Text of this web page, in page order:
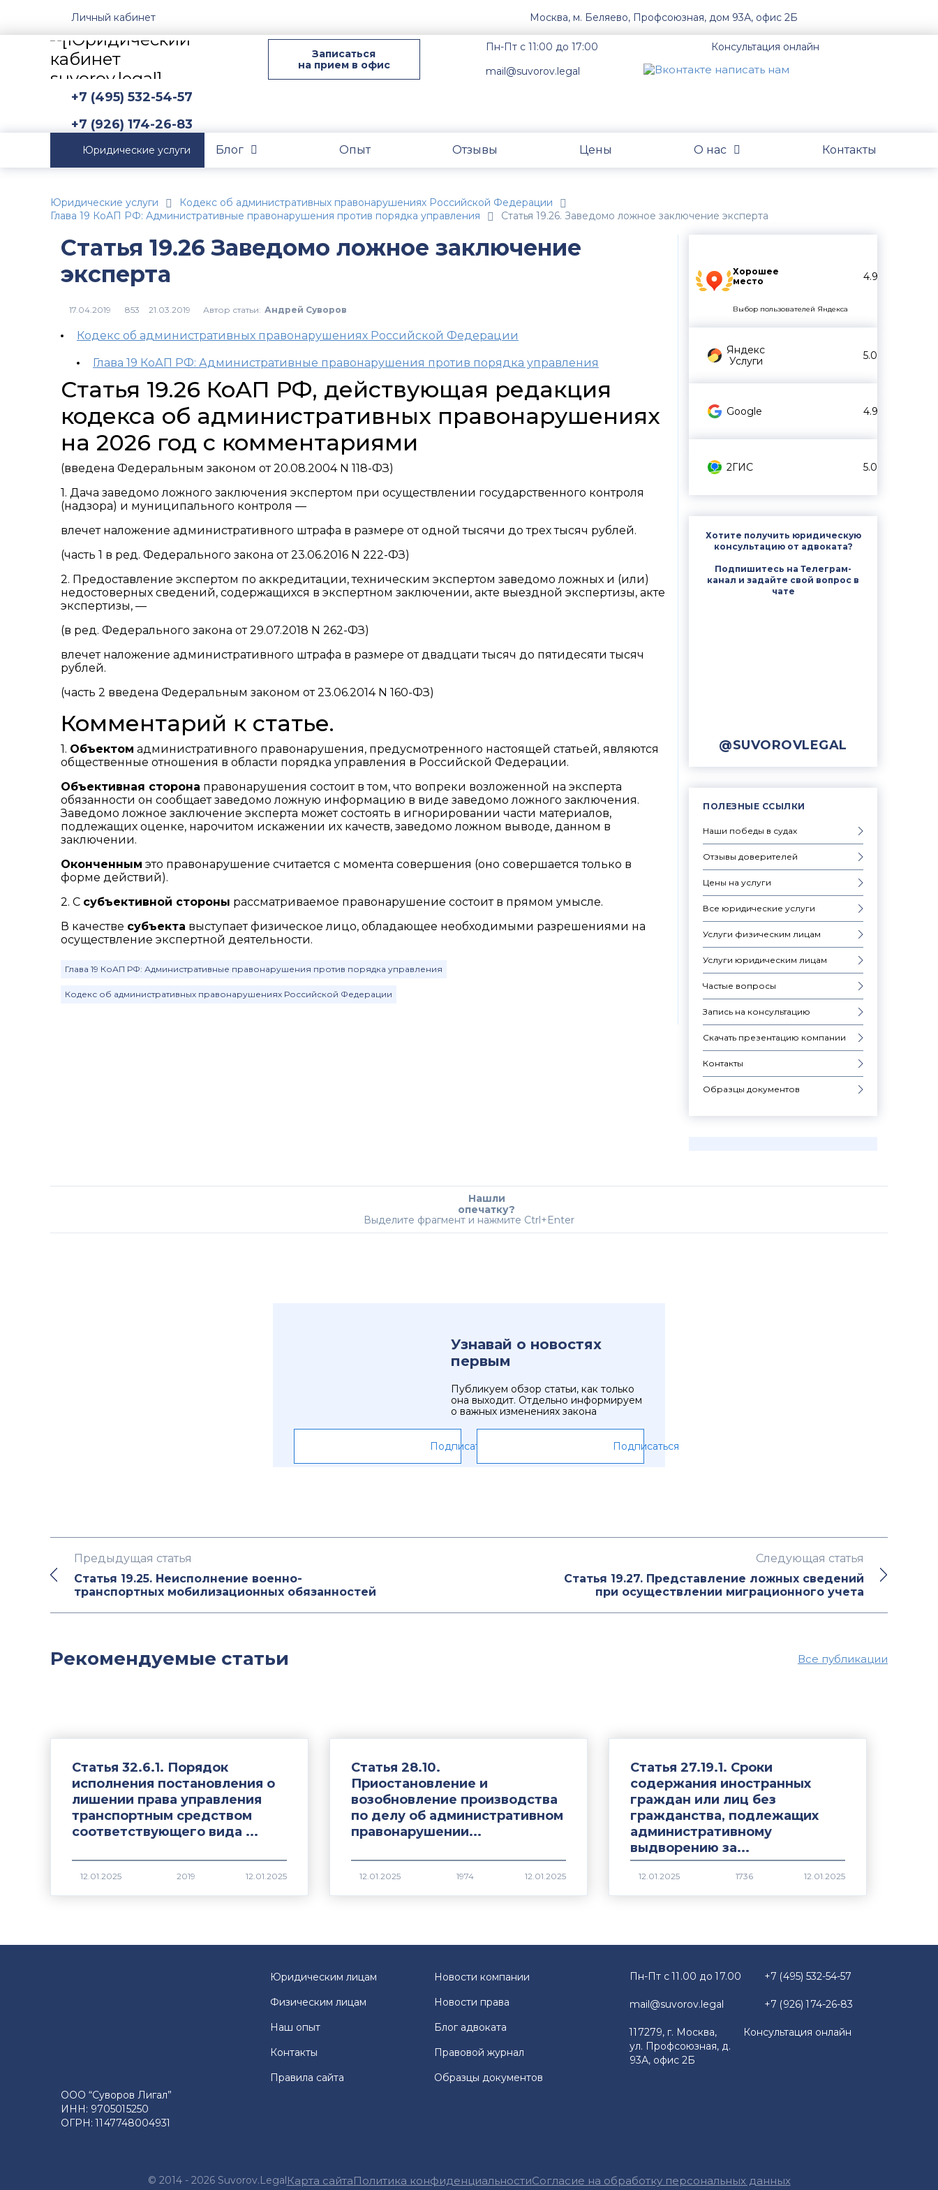
Личный кабинет Москва, м. Беляево, Профсоюзная, дом 93А, офис 2Б
Записаться
на прием в офис
Пн-Пт с 11:00 до 17:00
mail@suvorov.legal
Консультация онлайн
+7 (495) 532-54-57
+7 (926) 174-26-83
Юридические услуги Блог Опыт Отзывы Цены О нас Контакты
Юридические услуги
Кодекс об административных правонарушениях Российской Федерации
Глава 19 КоАП РФ: Административные правонарушения против порядка управления
Статья 19.26. Заведомо ложное заключение эксперта
Хорошее
место
4.9
Выбор пользователей Яндекса
Яндекс
Услуги
5.0
Google 4.9
2ГИС 5.0
Хотите получить юридическую
консультацию от адвоката?
Подпишитесь на Телеграм-
канал и задайте свой вопрос в
чате
@SUVOROVLEGAL
ПОЛЕЗНЫЕ ССЫЛКИ
Наши победы в судах
Отзывы доверителей
Цены на услуги
Все юридические услуги
Услуги физическим лицам
Услуги юридическим лицам
Частые вопросы
Запись на консультацию
Скачать презентацию компании
Контакты
Образцы документов
Статья 19.26 Заведомо ложное заключение
эксперта
853 Автор статьи: Андрей Суворов
Кодекс об административных правонарушениях Российской Федерации
Глава 19 КоАП РФ: Административные правонарушения против порядка управления
Статья 19.26 КоАП РФ, действующая редакция
кодекса об административных правонарушениях
на 2026 год с комментариями
(введена Федеральным законом от 20.08.2004 N 118-ФЗ)
1. Дача заведомо ложного заключения экспертом при осуществлении государственного контроля
(надзора) и муниципального контроля —
влечет наложение административного штрафа в размере от одной тысячи до трех тысяч рублей.
(часть 1 в ред. Федерального закона от 23.06.2016 N 222-ФЗ)
2. Предоставление экспертом по аккредитации, техническим экспертом заведомо ложных и (или)
недостоверных сведений, содержащихся в экспертном заключении, акте выездной экспертизы, акте
экспертизы, —
(в ред. Федерального закона от 29.07.2018 N 262-ФЗ)
влечет наложение административного штрафа в размере от двадцати тысяч до пятидесяти тысяч
рублей.
(часть 2 введена Федеральным законом от 23.06.2014 N 160-ФЗ)
Комментарий к статье.
1. Объектом административного правонарушения, предусмотренного настоящей статьей, являются
общественные отношения в области порядка управления в Российской Федерации.
Объективная сторона правонарушения состоит в том, что вопреки возложенной на эксперта
обязанности он сообщает заведомо ложную информацию в виде заведомо ложного заключения.
Заведомо ложное заключение эксперта может состоять в игнорировании части материалов,
подлежащих оценке, нарочитом искажении их качеств, заведомо ложном выводе, данном в
заключении.
Оконченным это правонарушение считается с момента совершения (оно совершается только в
форме действий).
2. С субъективной стороны рассматриваемое правонарушение состоит в прямом умысле.
В качестве субъекта выступает физическое лицо, обладающее необходимыми разрешениями на
осуществление экспертной деятельности.
Глава 19 КоАП РФ: Административные правонарушения против порядка управления
Кодекс об административных правонарушениях Российской Федерации
Нашли
опечатку?
Выделите фрагмент и нажмите Ctrl+Enter
Узнавай о новостях
первым
Публикуем обзор статьи, как только
она выходит. Отдельно информируем
о важных изменениях закона
Подписаться Подписаться
Предыдущая статья
Статья 19.25. Неисполнение военно-
транспортных мобилизационных обязанностей
Следующая статья
Статья 19.27. Представление ложных сведений
при осуществлении миграционного учета
Все публикации
Рекомендуемые статьи
Статья 32.6.1. Порядок
исполнения постановления о
лишении права управления
транспортным средством
соответствующего вида ...
2019
Статья 28.10.
Приостановление и
возобновление производства
по делу об административном
правонарушении...
1974
Статья 27.19.1. Сроки
содержания иностранных
граждан или лиц без
гражданства, подлежащих
административному
выдворению за...
1736
ООО “Суворов Лигал”
ИНН: 9705015250
ОГРН: 1147748004931
Юридическим лицам
Новости компании
Физическим лицам
Новости права
Наш опыт
Блог адвоката
Контакты
Правовой журнал
Правила сайта
Образцы документов
Пн-Пт с 11.00 до 17.00
mail@suvorov.legal
117279, г. Москва,
ул. Профсоюзная, д.
93А, офис 2Б
+7 (495) 532-54-57
+7 (926) 174-26-83
Консультация онлайн
© 2014 - 2026 Suvorov.LegalКарта сайтаПолитика конфиденциальностиСогласие на обработку персональных данных